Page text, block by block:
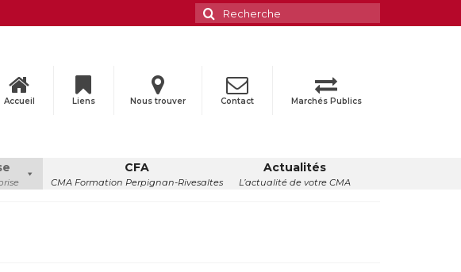
Rechercher
:
Accueil Liens Nous trouver Contact Marchés Publics
CFA
CMA Formation Perpignan-Rivesaltes
Actualités
L’actualité de votre CMA